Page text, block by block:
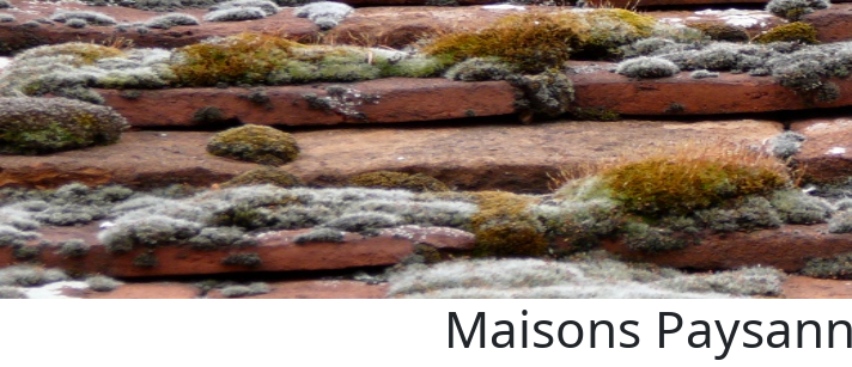
Maisons